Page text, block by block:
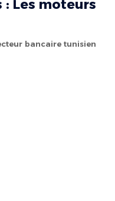
: Les moteurs
bancaire tunisien